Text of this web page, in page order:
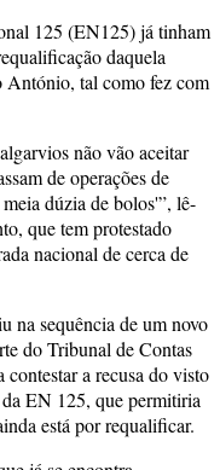
125 (EN125) já tinham
daquela
António, tal como fez com
não vão aceitar
de operações de
dúzia de bolos'”, lê-
que tem protestado
nacional de cerca de
na sequência de um novo
do Tribunal de Contas
a recusa do visto
EN 125, que permitiria
está por requalificar.